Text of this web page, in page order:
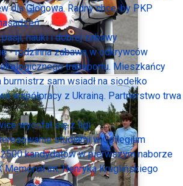
dla Głogowa. Radny chce, by PKP
nauki i dobrej zabawy
- rodzinna zabawa w odkrywców
transportu. Mieszkańcy
burmistrz sam wsiadł na siodełko
współpracy z Ukrainą. Partnerstwo trwa
wycofał się z ligi
studiami w Collegium
kandydatów w pierwszym naborze
Memoriał im. Henryka Kruglińskiego